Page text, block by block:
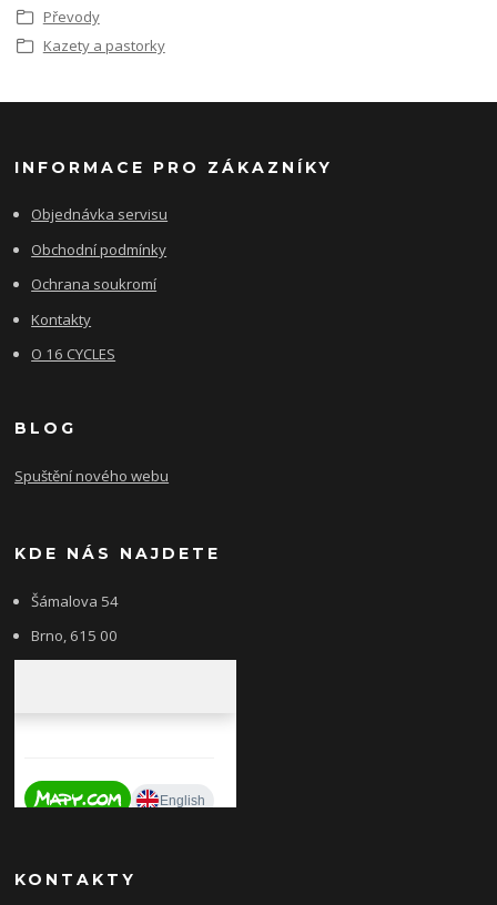
Převody
Kazety a pastorky
INFORMACE PRO ZÁKAZNÍKY
Objednávka servisu
Obchodní podmínky
Ochrana soukromí
Kontakty
O 16 CYCLES
BLOG
Spuštění nového webu
KDE NÁS NAJDETE
Šámalova 54
Brno, 615 00
KONTAKTY